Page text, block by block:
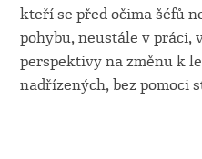
kteří se před očima šéfů
pohybu, neustále v práci,
perspektivy na změnu k
nadřízených, bez pomoci